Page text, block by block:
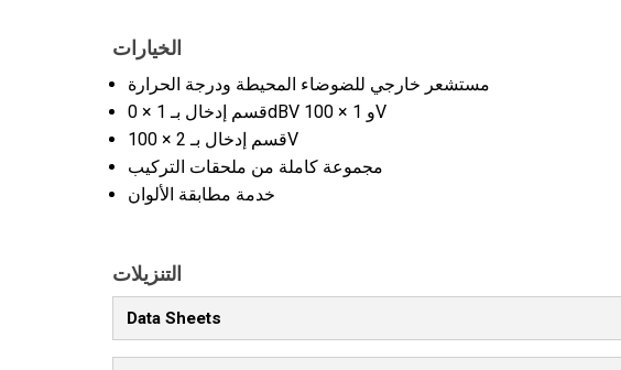
الخيارات
مستشعر خارجي للضوضاء المحيطة ودرجة الحرارة
قسم إدخال بـ 1 × 0dBV و 1 × 100V
قسم إدخال بـ 2 × 100V
مجموعة كاملة من ملحقات التركيب
خدمة مطابقة الألوان
التنزيلات
Data Sheets